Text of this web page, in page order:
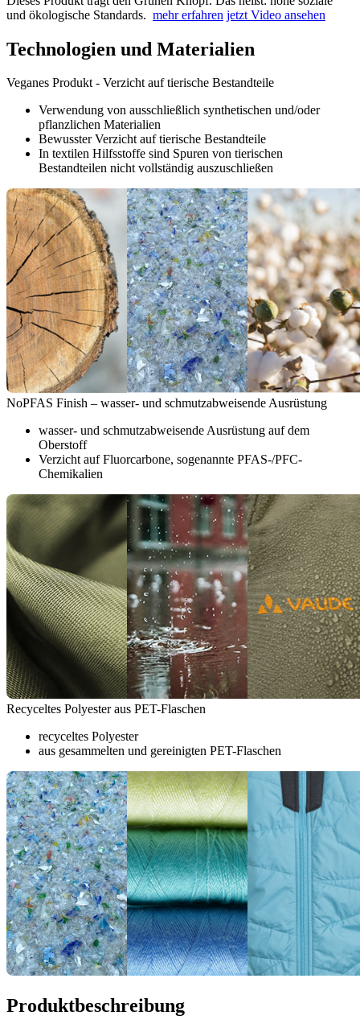
und ökologische Standards. mehr erfahren jetzt Video ansehen
Technologien und Materialien
Veganes Produkt - Verzicht auf tierische Bestandteile
Verwendung von ausschließlich synthetischen und/oder
pflanzlichen Materialien
Bewusster Verzicht auf tierische Bestandteile
In textilen Hilfsstoffe sind Spuren von tierischen
Bestandteilen nicht vollständig auszuschließen
NoPFAS Finish – wasser- und schmutzabweisende Ausrüstung
wasser- und schmutzabweisende Ausrüstung auf dem
Oberstoff
Verzicht auf Fluorcarbone, sogenannte PFAS-/PFC-
Chemikalien
Recyceltes Polyester aus PET-Flaschen
recyceltes Polyester
aus gesammelten und gereinigten PET-Flaschen
Produktbeschreibung